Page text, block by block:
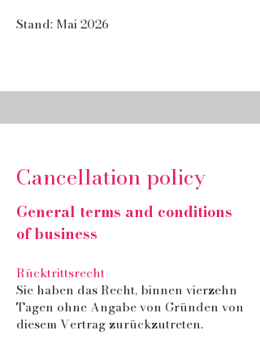
Stand: Mai 2026
Cancellation policy
General terms and conditions
of business
Rücktrittsrecht
Sie haben das Recht, binnen vierzehn
Tagen ohne Angabe von Gründen von
diesem Vertrag zurückzutreten.